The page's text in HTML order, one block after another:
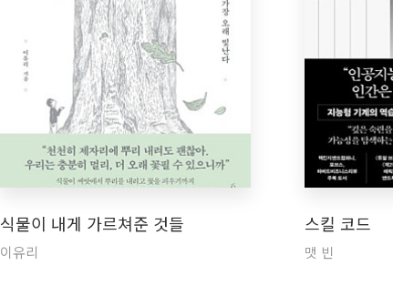
식물이 내게 가르쳐준 것들
이유리
스킬 코드
맷 빈